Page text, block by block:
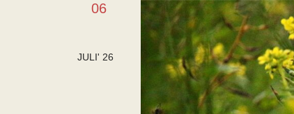
06
JULI' 26